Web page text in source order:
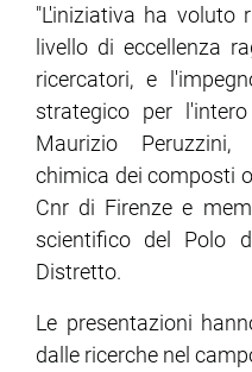
"L'iniziativa ha voluto
livello di eccellenza
ricercatori, e
strategico per
Maurizio
chimica dei composti
Cnr di Firenze e
scientifico del Polo
Distretto.
Le presentazioni
dalle ricerche nel